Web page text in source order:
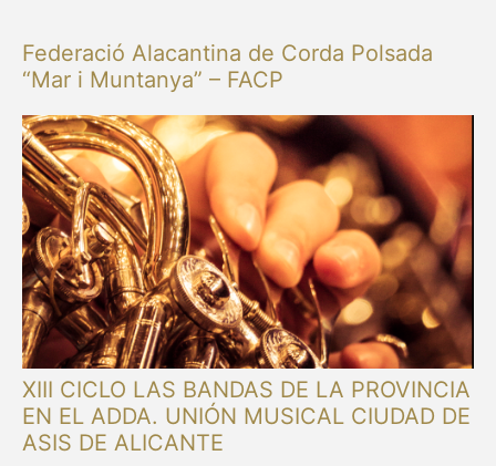
Federació Alacantina de Corda Polsada
“Mar i Muntanya” – FACP
XIII CICLO LAS BANDAS DE LA PROVINCIA
EN EL ADDA. UNIÓN MUSICAL CIUDAD DE
ASIS DE ALICANTE